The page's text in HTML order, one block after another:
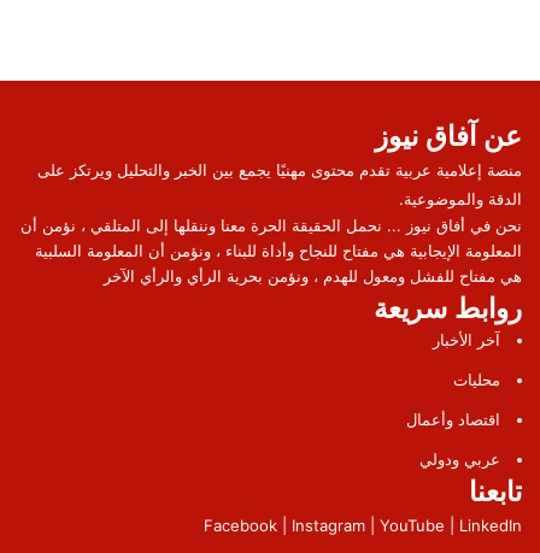
عن آفاق نيوز
منصة إعلامية عربية تقدم محتوى مهنيًا يجمع بين الخبر والتحليل ويرتكز على
الدقة والموضوعية.
نحن في أفاق نيوز ... نحمل الحقيقة الحرة معنا وننقلها إلى المتلقي ، نؤمن أن
المعلومة الإيجابية هي مفتاح للنجاح وأداة للبناء ، ونؤمن أن المعلومة السلبية
هي مفتاح للفشل ومعول للهدم ، ونؤمن بحرية الرأي والرأي الآخر
روابط سريعة
آخر الأخبار
محليات
اقتصاد وأعمال
عربي ودولي
تابعنا
Facebook | Instagram | YouTube | LinkedIn